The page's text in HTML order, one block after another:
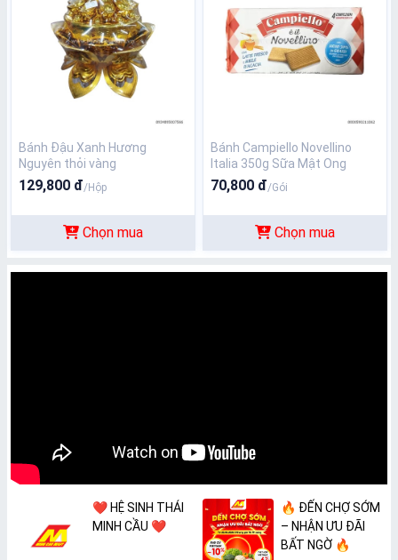
Bánh Đậu Xanh Hương
Nguyên thỏi vàng
129,800 đ/Hộp
Chọn mua
Bánh Campiello Novellino
Italia 350g Sữa Mật Ong
70,800 đ/Gói
Chọn mua
❤️ HỆ SINH THÁI
MINH CẦU ❤️
🔥 ĐẾN CHỢ SỚM
– NHẬN ƯU ĐÃI
BẤT NGỜ 🔥